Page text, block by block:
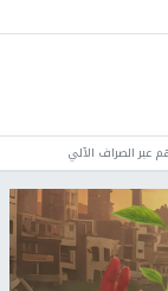
عبر الصراف الآلي